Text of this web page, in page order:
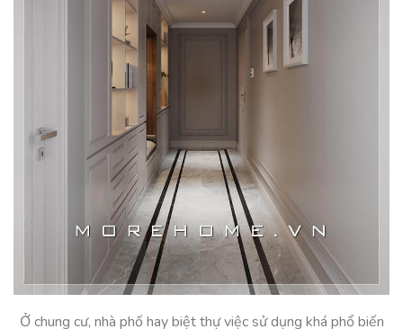
Ở chung cư, nhà phố hay biệt thự việc sử dụng khá phổ biến